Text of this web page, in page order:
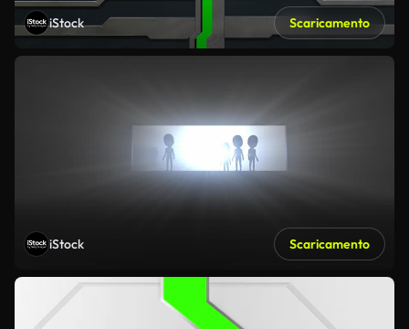
iStock Scaricamento
iStock Scaricamento